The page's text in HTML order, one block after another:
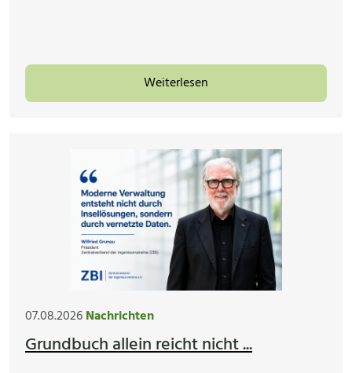
Weiterlesen
07.08.2026Nachrichten
Grundbuch allein reicht nicht ...